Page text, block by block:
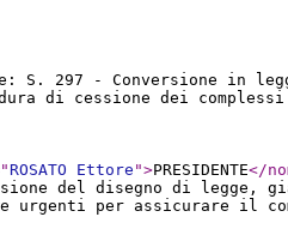
S. 297 - Conversione in
di cessione dei
ROSATO Ettore ">PRESIDENTE</
del disegno di legge,
urgenti per assicurare il